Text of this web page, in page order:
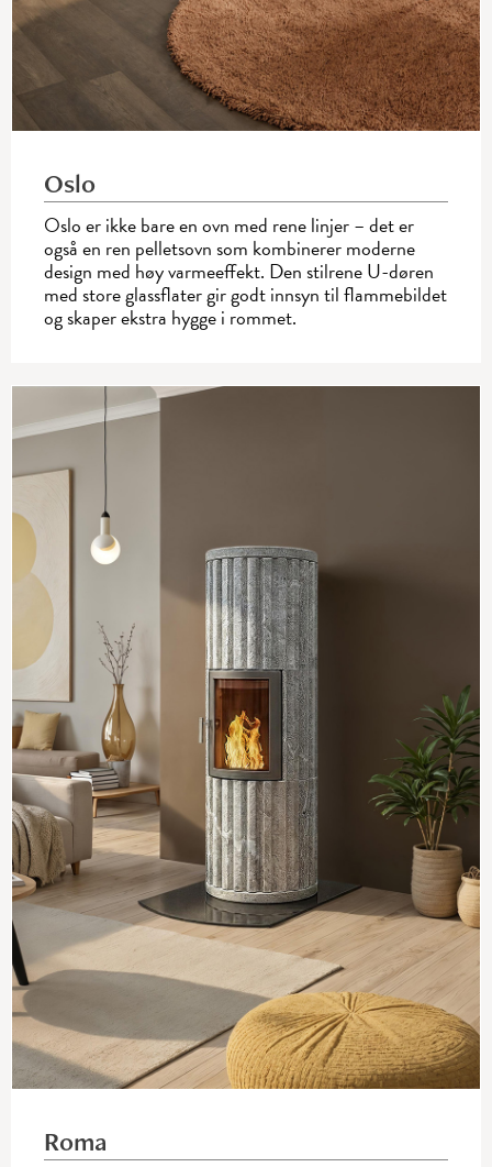
Octo 50 / Octo Pluss / Octo 100 og 110 Hjørne 95 x
Vekt: 51 kg
Art.nr. 01-82-20 , sort granit
Art.nr. 01-82-29 , grå marmor
Octo+ 110
Oslo
Oslo er ikke bare en ovn med rene linjer – det er
også en ren pelletsovn som kombinerer moderne
design med høy varmeeffekt. Den stilrene U-døren
med store glassflater gir godt innsyn til flammebildet
og skaper ekstra hygge i rommet.
Roma